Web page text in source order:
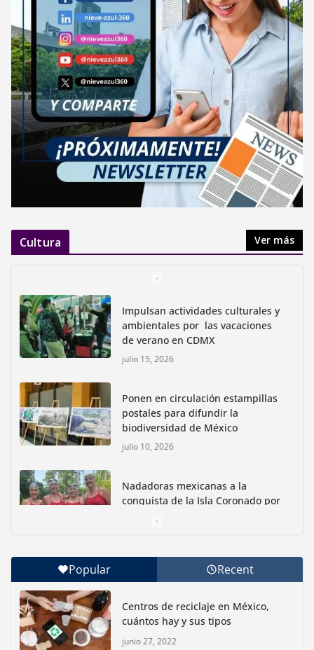
Cultura Ver más
Impulsan actividades culturales y
ambientales por las vacaciones
de verano en CDMX
julio 15, 2026
Ponen en circulación estampillas
postales para difundir la
biodiversidad de México
julio 10, 2026
Nadadoras mexicanas a la
conquista de la Isla Coronado por
Con jornada informativa, Profepa y Humane World
for Animals buscan inhibir tráfico de aves
junio 15, 2026
Inauguran nuevo Embarcadero Cuemanco para
Popular Recent
Centros de reciclaje en México,
cuántos hay y sus tipos
junio 27, 2022